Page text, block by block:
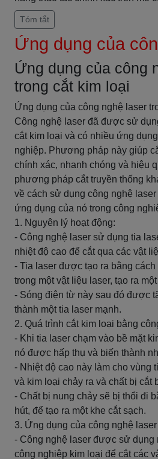
Tóm tắt
Ứng dụng của
Ứng dụng của công
trong cắt kim loại
Ứng dụng của công nghệ laser
Công nghệ laser đã được sử
cắt kim loại và có nhiều ứng
nghiệp. Phương pháp này giúp
chính xác, nhanh chóng và hiệu
phương pháp cắt truyền thống
về cách sử dụng công nghệ
ứng dụng của nó trong công
1. Nguyên lý hoạt động:
- Công nghệ laser sử dụng tia
nhiệt độ cao để cắt qua các vật
- Tia laser được tạo ra bằng
trong một vật liệu laser, tạo ra
- Sóng điện từ này sau đó được
thành một tia laser mạnh.
2. Quá trình cắt kim loại bằng
- Khi tia laser chạm vào bề mặt
nó được hấp thụ và biến thành
- Nhiệt độ cao này làm cho vùng
và kim loại chảy ra và chất bị cắt
- Chất bị nung chảy sẽ bị thổi đi
hút, để tạo ra một khe cắt sạch.
3. Ứng dụng của công nghệ
- Công nghệ laser được sử dụng
công nghiệp kim loại để cắt các